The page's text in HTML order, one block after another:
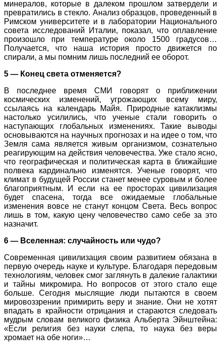
минералов, которые в далеком прошлом затвердели и
превратились в стекло. Анализ образцов, проведенный в
Римском университете и в лаборатории Национального
совета исследований Италии, показал, что оплавление
произошло при температуре около 1500 градусов…
Получается, что наша история просто движется по
спирали, а мы помним лишь последний ее оборот.
5 — Конец света отменяется?
В последнее время СМИ говорят о приближении
космических изменений, угрожающих всему миру,
ссылаясь на календарь Майя. Природные катаклизмы
настолько усилились, что ученые стали говорить о
наступающих глобальных изменениях. Такие выводы
основываются на научных прогнозах и на идее о том, что
Земля сама является живым организмом, сознательно
реагирующим на действия человечества. Уже стало ясно,
что географическая и политическая карта в ближайшие
полвека кардинально изменятся. Ученые говорят, что
климат в будущей России станет менее суровым и более
благоприятным. И если на ее просторах цивилизация
будет спасена, тогда все ожидаемые глобальные
изменения вовсе не станут концом Света. Весь вопрос
лишь в том, какую цену человечество само себе за это
назначит.
6 — Вселенная: случайность или чудо?
Современная цивилизация своим развитием обязана в
первую очередь науке и культуре. Благодаря передовым
технологиям, человек смог заглянуть в далекие галактики
и тайны микромира. Но вопросов от этого стало еще
больше. Сегодня мыслящие люди пытаются в своем
мировоззрении примирить веру и знание. Они не хотят
впадать в крайности отрицания и стараются следовать
мудрым словам великого физика Альберта Эйнштейна:
«Если религия без науки слепа, то наука без веры
хромает на обе ноги»…